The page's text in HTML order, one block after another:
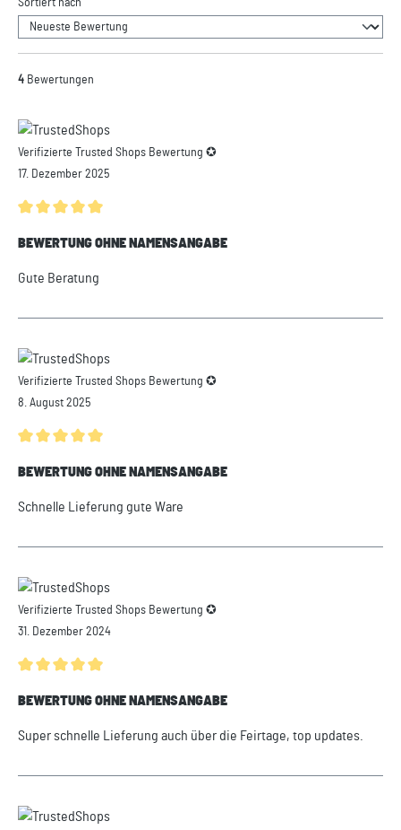
Sortiert nach
4 Bewertungen
Verifizierte Trusted Shops Bewertung ✪
17. Dezember 2025
BEWERTUNG OHNE NAMENSANGABE
Gute Beratung
Verifizierte Trusted Shops Bewertung ✪
8. August 2025
BEWERTUNG OHNE NAMENSANGABE
Schnelle Lieferung gute Ware
Verifizierte Trusted Shops Bewertung ✪
31. Dezember 2024
BEWERTUNG OHNE NAMENSANGABE
Super schnelle Lieferung auch über die Feirtage, top updates.